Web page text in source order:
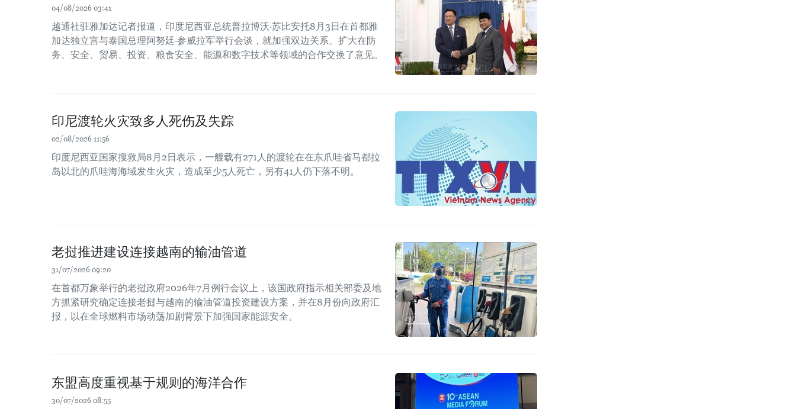
04/08/2026 03:41
越通社驻雅加达记者报道，印度尼西亚总统普拉博沃·苏比安托8月3日在首都雅
加达独立宫与泰国总理阿努廷·参威拉军举行会谈，就加强双边关系、扩大在防
务、安全、贸易、投资、粮食安全、能源和数字技术等领域的合作交换了意见。
印尼渡轮火灾致多人死伤及失踪
02/08/2026 11:56
印度尼西亚国家搜救局8月2日表示，一艘载有271人的渡轮在在东爪哇省马都拉
岛以北的爪哇海海域发生火灾，造成至少5人死亡，另有41人仍下落不明。
老挝推进建设连接越南的输油管道
31/07/2026 09:20
在首都万象举行的老挝政府2026年7月例行会议上，该国政府指示相关部委及地
方抓紧研究确定连接老挝与越南的输油管道投资建设方案，并在8月份向政府汇
报，以在全球燃料市场动荡加剧背景下加强国家能源安全。
东盟高度重视基于规则的海洋合作
30/07/2026 08:55